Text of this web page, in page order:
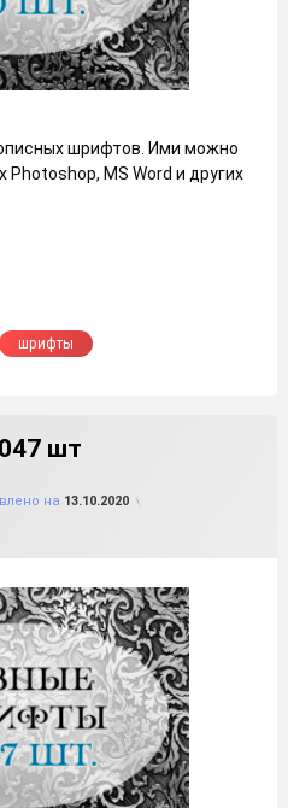
шрифтов. Ими можно
MS Word и других
шрифты
шт
на 13.10.2020